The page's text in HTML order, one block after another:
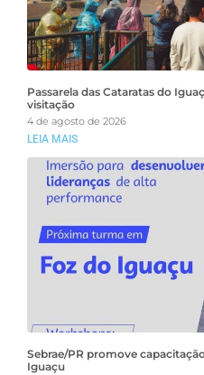
Passarela das Cataratas do
visitação
4 de agosto de 2026
LEIA MAIS
Sebrae/PR promove
Iguaçu